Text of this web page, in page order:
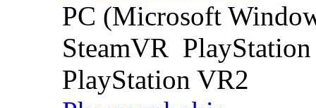
PC (Microsoft
SteamVR
PlayStation VR2